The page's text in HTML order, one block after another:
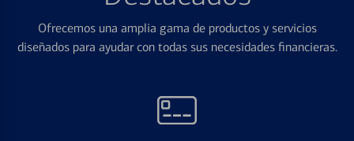
Ofrecemos una amplia gama de productos y servicios
diseñados para ayudar con todas sus necesidades financieras.